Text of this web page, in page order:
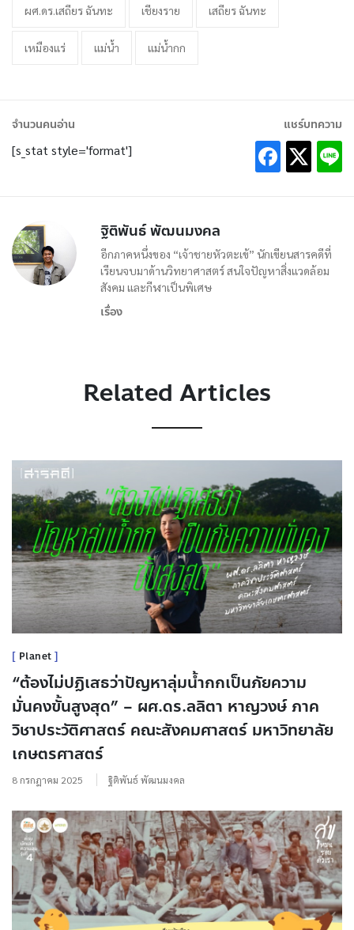
ผศ.ดร.เสถียร ฉันทะ เชียงราย เสถียร ฉันทะ
เหมืองแร่ แม่น้ำ แม่น้ำกก
จำนวนคนอ่าน
[s_stat style='format']
แชร์บทความ
ฐิติพันธ์ พัฒนมงคล
อีกภาคหนึ่งของ “เจ้าชายหัวตะเข้” นักเขียนสารคดีที่
เรียนจบมาด้านวิทยาศาสตร์ สนใจปัญหาสิ่งแวดล้อม
สังคม และกีฬาเป็นพิเศษ
เรื่อง
Related Articles
Planet
“ต้องไม่ปฏิเสธว่าปัญหาลุ่มน้ำกกเป็นภัยความ
มั่นคงขั้นสูงสุด” – ผศ.ดร.ลลิตา หาญวงษ์ ภาค
วิชาประวัติศาสตร์ คณะสังคมศาสตร์ มหาวิทยาลัย
เกษตรศาสตร์
8 กรกฎาคม 2025 ฐิติพันธ์ พัฒนมงคล